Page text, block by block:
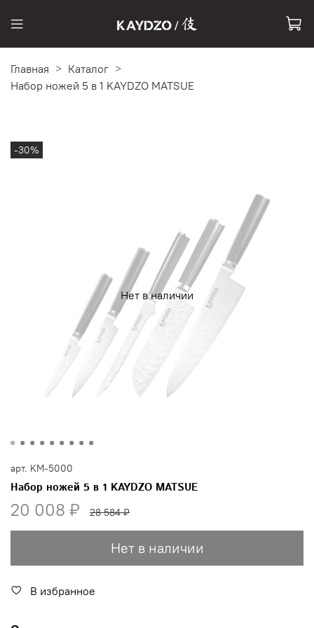
Главная
Каталог
Набор ножей 5 в 1 KAYDZO MATSUE
Нет в наличии
-30%
арт. KM-5000
Набор ножей 5 в 1 KAYDZO MATSUE
20 008 ₽ 28 584 ₽
Нет в наличии
В избранное